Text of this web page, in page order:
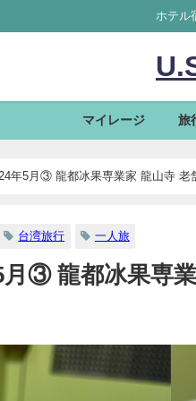
ホテル
マイレージ 旅
年5月③ 龍都冰果専業家 龍山寺 老
台湾旅行 一人旅
月③ 龍都冰果専